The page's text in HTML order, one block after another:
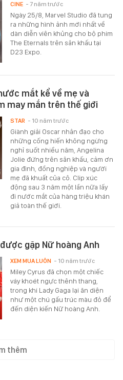
Ngày 25/8, Marvel Studio đã tung
ra những hình ảnh mới nhất về
dàn diễn viên khủng cho bộ phim
The Eternals trên sân khấu tại
D23 Expo.
CINE - 7 năm trước
mắt kể về mẹ và
may mắn trên thế giới
Giành giải Oscar nhân đạo cho
những cống hiến không ngừng
nghỉ suốt nhiều năm, Angelina
Jolie đứng trên sân khấu, cảm ơn
gia đình, đồng nghiệp và người
mẹ đã khuất của cô. Clip xúc
động sau 3 năm một lần nữa lấy
đi nước mắt của hàng triệu khán
giả toàn thế giới.
STAR - 10 năm trước
gặp Nữ hoàng Anh
Miley Cyrus đã chọn một chiếc
váy khoét ngực thênh thang,
trong khi Lady Gaga lại ăn diện
như một chú gấu trúc màu đỏ để
đến diện kiến Nữ hoàng Anh.
XEM MUA LUÔN - 10 năm trước
thêm